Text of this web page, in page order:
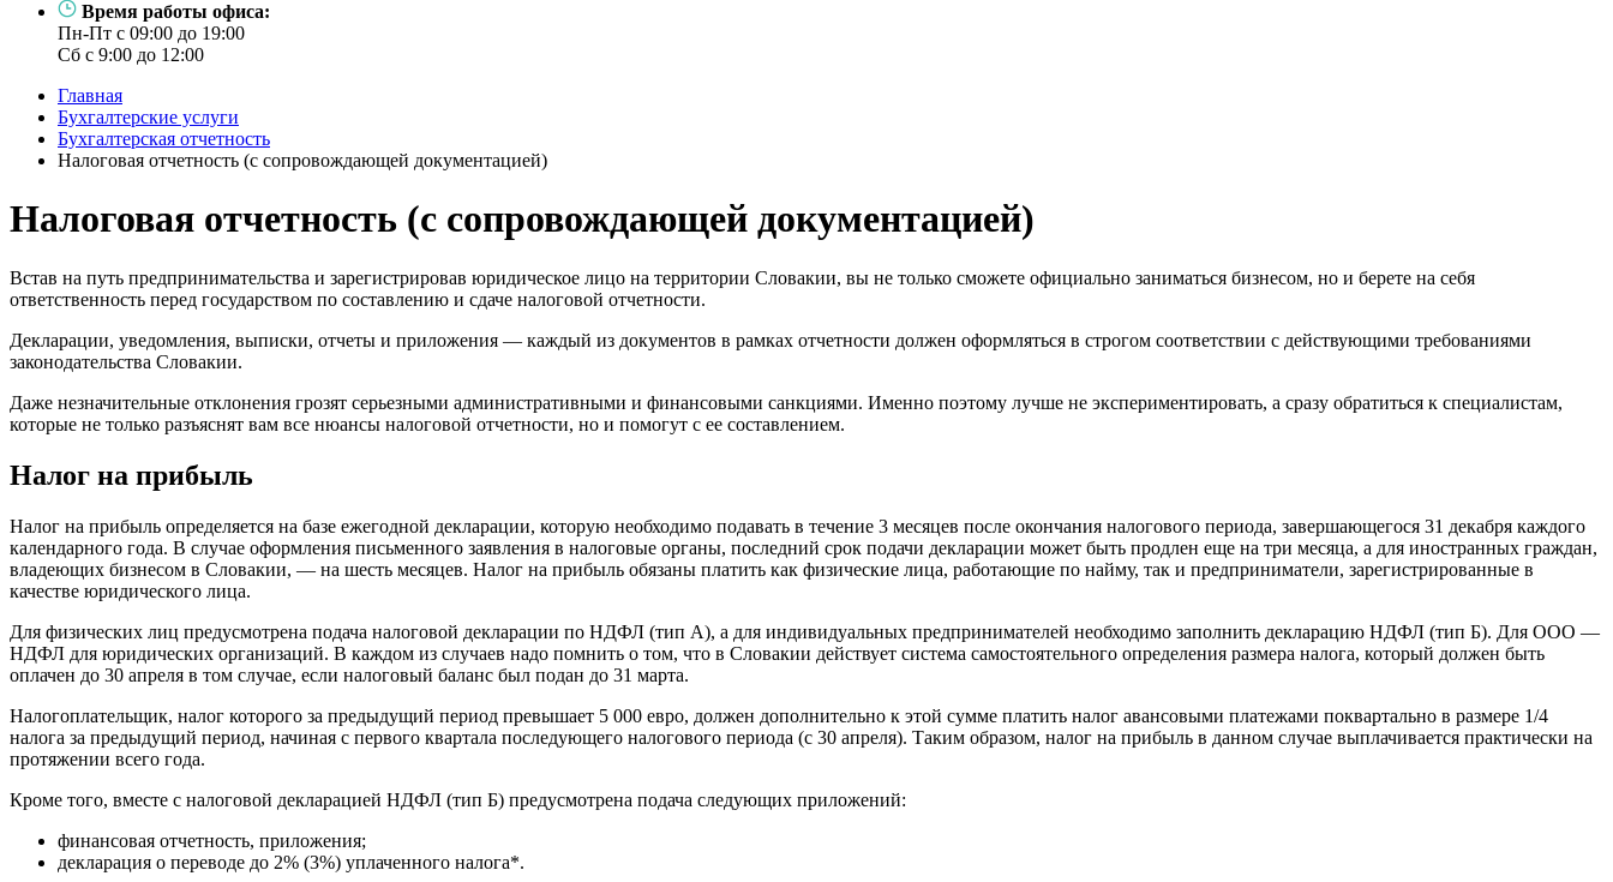
Время работы офиса:
Пн-Пт с 09:00 до 19:00
Сб с 9:00 до 12:00
Главная
Бухгалтерские услуги
Бухгалтерская отчетность
Налоговая отчетность (с сопровождающей документацией)
Налоговая отчетность (с сопровождающей документацией)
Встав на путь предпринимательства и зарегистрировав юридическое лицо на территории Словакии, вы не только сможете официально заниматься бизнесом, но и берете на себя
ответственность перед государством по составлению и сдаче налоговой отчетности.
Декларации, уведомления, выписки, отчеты и приложения — каждый из документов в рамках отчетности должен оформляться в строгом соответствии с действующими требованиями
законодательства Словакии.
Даже незначительные отклонения грозят серьезными административными и финансовыми санкциями. Именно поэтому лучше не экспериментировать, а сразу обратиться к специалистам,
которые не только разъяснят вам все нюансы налоговой отчетности, но и помогут с ее составлением.
Налог на прибыль
Налог на прибыль определяется на базе ежегодной декларации, которую необходимо подавать в течение 3 месяцев после окончания налогового периода, завершающегося 31 декабря каждого
календарного года. В случае оформления письменного заявления в налоговые органы, последний срок подачи декларации может быть продлен еще на три месяца, а для иностранных граждан,
владеющих бизнесом в Словакии, — на шесть месяцев. Налог на прибыль обязаны платить как физические лица, работающие по найму, так и предприниматели, зарегистрированные в
качестве юридического лица.
Для физических лиц предусмотрена подача налоговой декларации по НДФЛ (тип А), а для индивидуальных предпринимателей необходимо заполнить декларацию НДФЛ (тип Б). Для ООО —
НДФЛ для юридических организаций. В каждом из случаев надо помнить о том, что в Словакии действует система самостоятельного определения размера налога, который должен быть
оплачен до 30 апреля в том случае, если налоговый баланс был подан до 31 марта.
Налогоплательщик, налог которого за предыдущий период превышает 5 000 евро, должен дополнительно к этой сумме платить налог авансовыми платежами поквартально в размере 1/4
налога за предыдущий период, начиная с первого квартала последующего налогового периода (с 30 апреля). Таким образом, налог на прибыль в данном случае выплачивается практически на
протяжении всего года.
Кроме того, вместе с налоговой декларацией НДФЛ (тип Б) предусмотрена подача следующих приложений:
финансовая отчетность, приложения;
декларация о переводе до 2% (3%) уплаченного налога*.